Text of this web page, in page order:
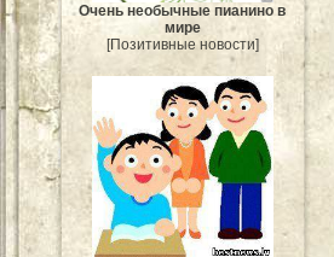
Очень необычные пианино в
мире
[Позитивные новости]